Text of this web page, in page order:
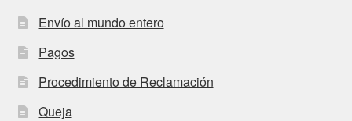
Envío al mundo entero
Pagos
Procedimiento de Reclamación
Queja